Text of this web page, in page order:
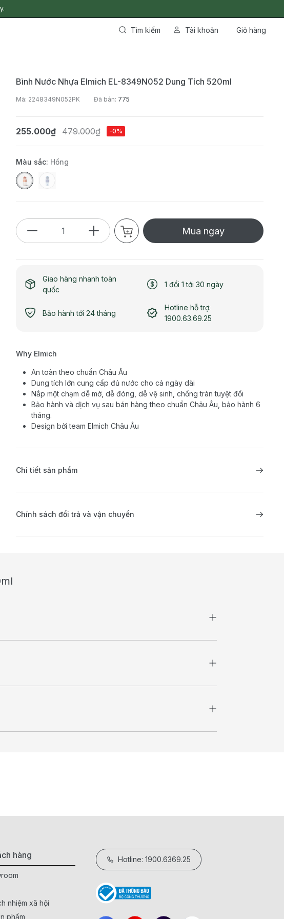
Tìm kiếm Tài khoản Giỏ hàng
Bình Nước Nhựa Elmich EL-8349N052 Dung Tích 520ml
Mã: 2248349N052PK Đã bán: 775
255.000₫ 479.000₫ -0%
Màu sắc: Hồng
Mua ngay
Giao hàng nhanh toàn
quốc
1 đổi 1 tới 30 ngày
Bảo hành tới 24 tháng
Hotline hỗ trợ:
1900.63.69.25
Why Elmich
An toàn theo chuẩn Châu Âu
Dung tích lớn cung cấp đủ nước cho cả ngày dài
Nắp một chạm dễ mở, dễ đóng, dễ vệ sinh, chống tràn tuyệt đối
Bảo hành và dịch vụ sau bán hàng theo chuẩn Châu Âu, bảo hành 6
tháng.
Design bởi team Elmich Châu Âu
Chi tiết sản phẩm
Chính sách đổi trả và vận chuyển
hàng
nhiệm xã hội
phẩm
Hotline: 1900.6369.25